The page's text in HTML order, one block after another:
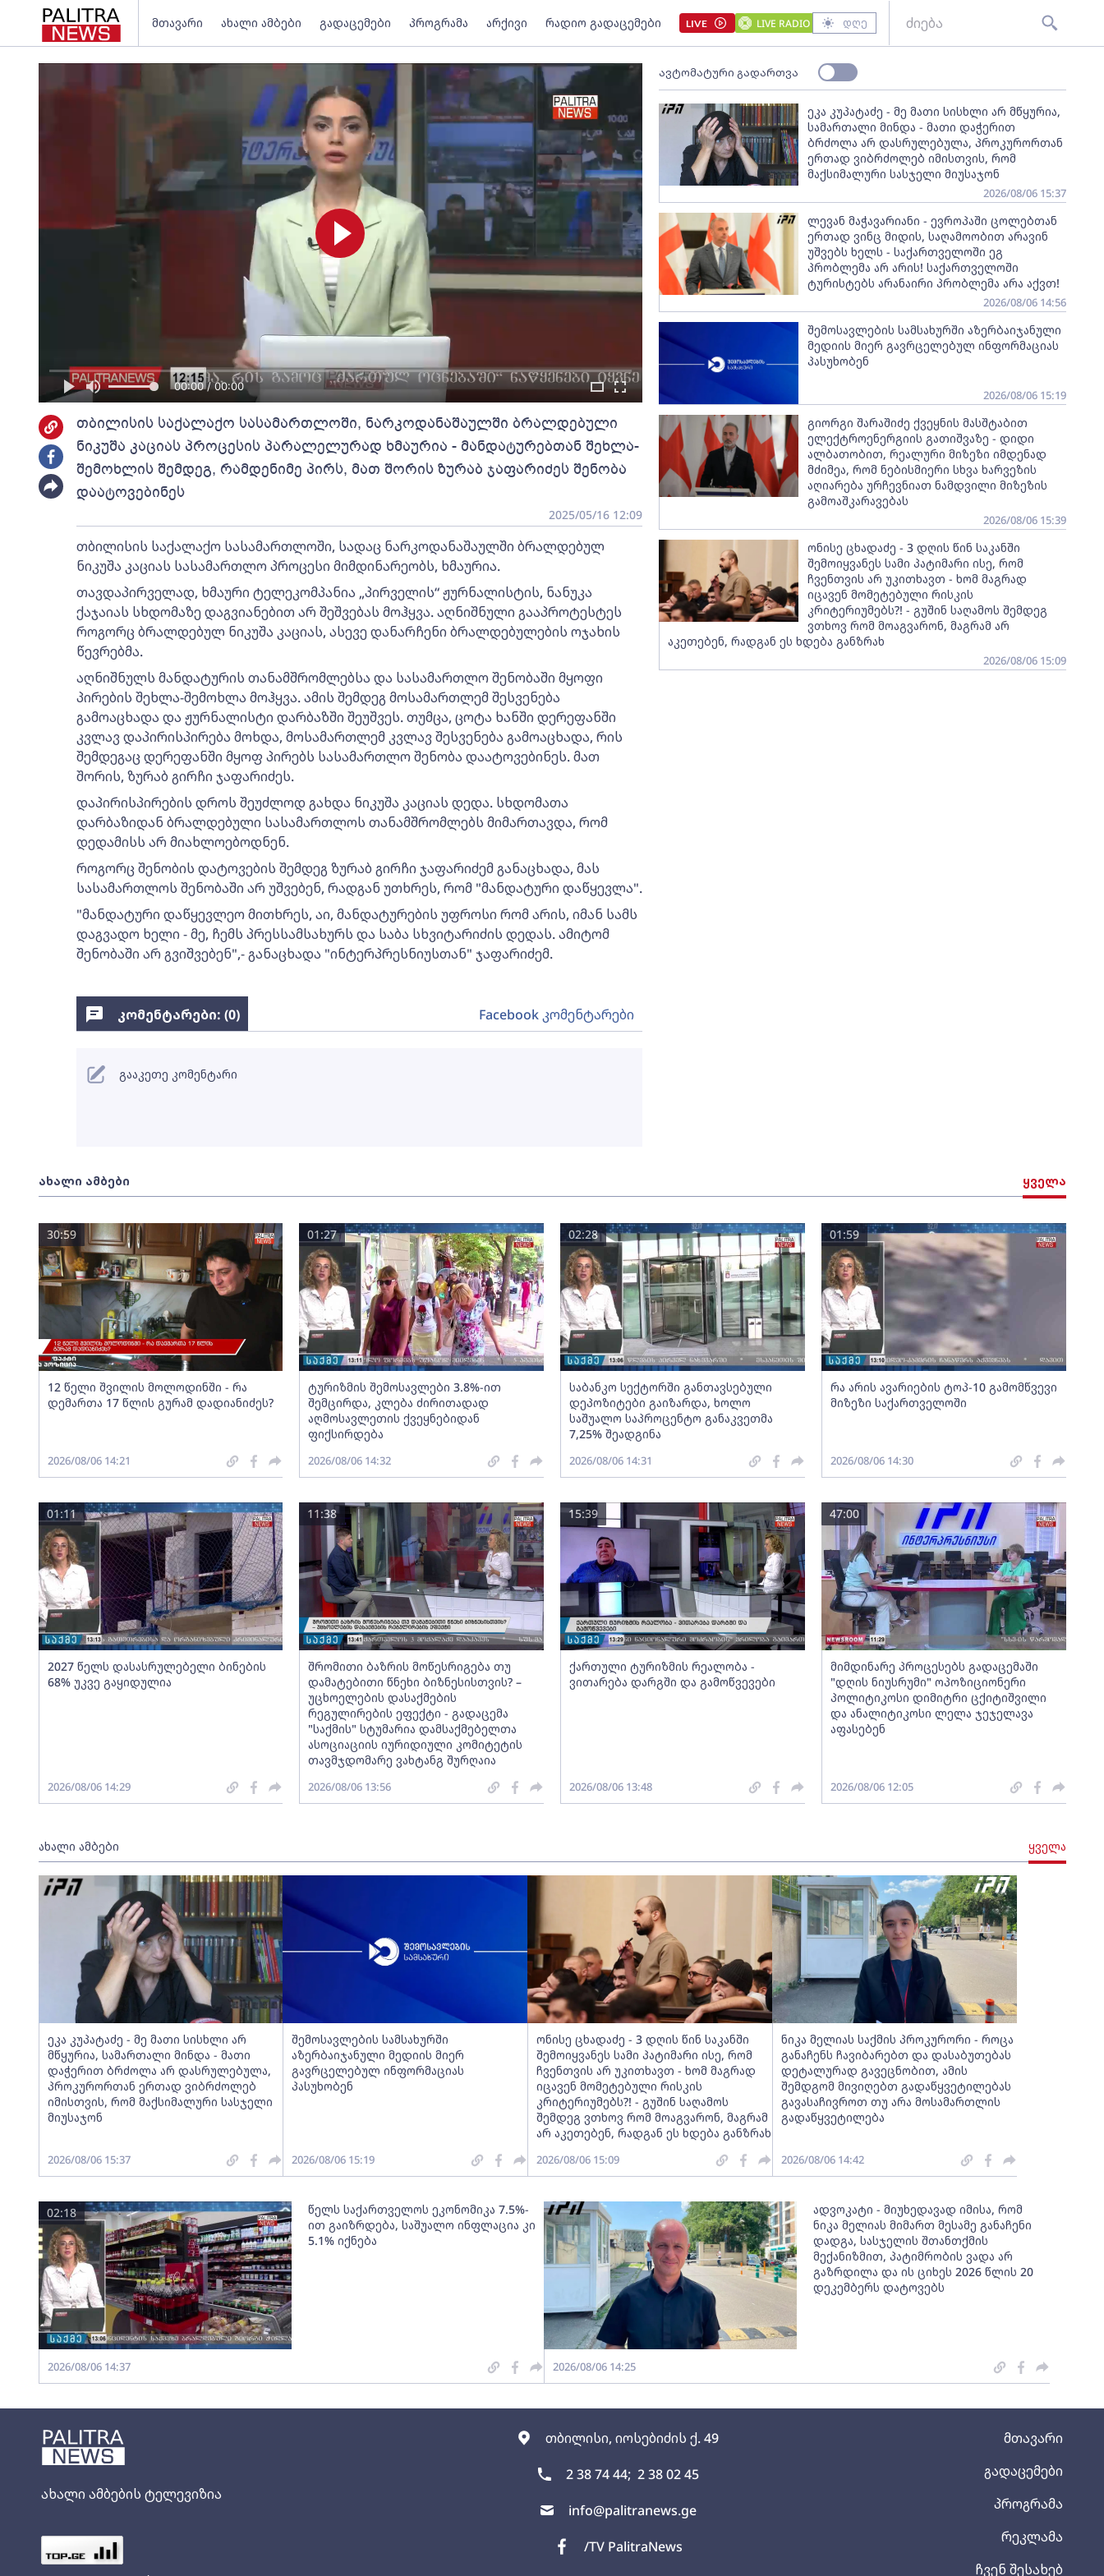
მთავარი ახალი ამბები გადაცემები პროგრამა არქივი რადიო გადაცემები LIVE LIVE RADIO დღე
ახალი ამბების ტელევიზია
თბილისი, იოსებიძის ქ. 49
2 38 74 44; 2 38 02 45
info@palitranews.ge
/TV PalitraNews
მთავარი
გადაცემები
პროგრამა
რეკლამა
ჩვენ შესახებ
00:00 / 00:00
თბილისის საქალაქო სასამართლოში, ნარკოდანაშაულში ბრალდებული
ნიკუშა კაციას პროცესის პარალელურად ხმაურია - მანდატურებთან შეხლა-
შემოხლის შემდეგ, რამდენიმე პირს, მათ შორის ზურაბ ჯაფარიძეს შენობა
დაატოვებინეს
2025/05/16 12:09
თბილისის საქალაქო სასამართლოში, სადაც ნარკოდანაშაულში ბრალდებულ
ნიკუშა კაციას სასამართლო პროცესი მიმდინარეობს, ხმაურია.
თავდაპირველად, ხმაური ტელეკომპანია „პირველის“ ჟურნალისტის, ნანუკა
ქაჯაიას სხდომაზე დაგვიანებით არ შეშვებას მოჰყვა. აღნიშნული გააპროტესტეს
როგორც ბრალდებულ ნიკუშა კაციას, ასევე დანარჩენი ბრალდებულების ოჯახის
წევრებმა.
აღნიშნულს მანდატურის თანამშრომლებსა და სასამართლო შენობაში მყოფი
პირების შეხლა-შემოხლა მოჰყვა. ამის შემდეგ მოსამართლემ შესვენება
გამოაცხადა და ჟურნალისტი დარბაზში შეუშვეს. თუმცა, ცოტა ხანში დერეფანში
კვლავ დაპირისპირება მოხდა, მოსამართლემ კვლავ შესვენება გამოაცხადა, რის
შემდეგაც დერეფანში მყოფ პირებს სასამართლო შენობა დაატოვებინეს. მათ
შორის, ზურაბ გირჩი ჯაფარიძეს.
დაპირისპირების დროს შეუძლოდ გახდა ნიკუშა კაციას დედა. სხდომათა
დარბაზიდან ბრალდებული სასამართლოს თანამშრომლებს მიმართავდა, რომ
დედამისს არ მიახლოებოდნენ.
როგორც შენობის დატოვების შემდეგ ზურაბ გირჩი ჯაფარიძემ განაცხადა, მას
სასამართლოს შენობაში არ უშვებენ, რადგან უთხრეს, რომ "მანდატური დაწყევლა".
"მანდატური დაწყევლეო მითხრეს, აი, მანდატურების უფროსი რომ არის, იმან სამს
დაგვადო ხელი - მე, ჩემს პრესსამსახურს და საბა სხვიტარიძის დედას. ამიტომ
შენობაში არ გვიშვებენ",- განაცხადა "ინტერპრესნიუსთან" ჯაფარიძემ.
ავტომატური გადართვა
ეკა კუპატაძე - მე მათი სისხლი არ მწყურია,
სამართალი მინდა - მათი დაჭერით
ბრძოლა არ დასრულებულა, პროკურორთან
ერთად ვიბრძოლებ იმისთვის, რომ
მაქსიმალური სასჯელი მიუსაჯონ
2026/08/06 15:37
ლევან მაჭავარიანი - ევროპაში ცოლებთან
ერთად ვინც მიდის, საღამოობით არავინ
უშვებს ხელს - საქართველოში ეგ
პრობლემა არ არის! საქართველოში
ტურისტებს არანაირი პრობლემა არა აქვთ!
2026/08/06 14:56
შემოსავლების სამსახურში აზერბაიჯანული
მედიის მიერ გავრცელებულ ინფორმაციას
პასუხობენ
2026/08/06 15:19
გიორგი შარაშიძე ქვეყნის მასშტაბით
ელექტროენერგიის გათიშვაზე - დიდი
ალბათობით, რეალური მიზეზი იმდენად
მძიმეა, რომ ნებისმიერი სხვა ხარვეზის
აღიარება ურჩევნიათ ნამდვილი მიზეზის
გამოაშკარავებას
2026/08/06 15:39
ონისე ცხადაძე - 3 დღის წინ საკანში
შემოიყვანეს სამი პატიმარი ისე, რომ
ჩვენთვის არ უკითხავთ - ხომ მაგრად
იცავენ მომეტებული რისკის
კრიტერიუმებს?! - გუშინ საღამოს შემდეგ
ვთხოვ რომ მოაგვარონ, მაგრამ არ
აკეთებენ, რადგან ეს ხდება განზრახ
2026/08/06 15:09
ახალი ამბები ყველა
12 წელი შვილის მოლოდინში - რა
დემართა 17 წლის გურამ დადიანიძეს?
30:59
2026/08/06 14:21
ტურიზმის შემოსავლები 3.8%-ით
შემცირდა, კლება ძირითადად
აღმოსავლეთის ქვეყნებიდან
ფიქსირდება
01:27
2026/08/06 14:32
საბანკო სექტორში განთავსებული
დეპოზიტები გაიზარდა, ხოლო
საშუალო საპროცენტო განაკვეთმა
7,25% შეადგინა
02:28
2026/08/06 14:31
რა არის ავარიების ტოპ-10 გამომწვევი
მიზეზი საქართველოში
01:59
2026/08/06 14:30
2027 წელს დასასრულებელი ბინების
68% უკვე გაყიდულია
01:11
2026/08/06 14:29
შრომითი ბაზრის მოწესრიგება თუ
დამატებითი წნეხი ბიზნესისთვის? –
უცხოელების დასაქმების
რეგულირების ეფექტი - გადაცემა
"საქმის" სტუმარია დამსაქმებელთა
ასოციაციის იურიდიული კომიტეტის
თავმჯდომარე ვახტანგ შურღაია
11:38
2026/08/06 13:56
ქართული ტურიზმის რეალობა -
ვითარება დარგში და გამოწვევები
15:39
2026/08/06 13:48
მიმდინარე პროცესებს გადაცემაში
"დღის ნიუსრუმი" ოპოზიციონერი
პოლიტიკოსი დიმიტრი ცქიტიშვილი
და ანალიტიკოსი ლელა ჯეჯელავა
აფასებენ
47:00
2026/08/06 12:05
ახალი ამბები ყველა
ეკა კუპატაძე - მე მათი სისხლი არ
მწყურია, სამართალი მინდა - მათი
დაჭერით ბრძოლა არ დასრულებულა,
პროკურორთან ერთად ვიბრძოლებ
იმისთვის, რომ მაქსიმალური სასჯელი
მიუსაჯონ
2026/08/06 15:37
შემოსავლების სამსახურში
აზერბაიჯანული მედიის მიერ
გავრცელებულ ინფორმაციას
პასუხობენ
2026/08/06 15:19
ონისე ცხადაძე - 3 დღის წინ საკანში
შემოიყვანეს სამი პატიმარი ისე, რომ
ჩვენთვის არ უკითხავთ - ხომ მაგრად
იცავენ მომეტებული რისკის
კრიტერიუმებს?! - გუშინ საღამოს
შემდეგ ვთხოვ რომ მოაგვარონ, მაგრამ
არ აკეთებენ, რადგან ეს ხდება განზრახ
2026/08/06 15:09
ნიკა მელიას საქმის პროკურორი - როცა
განაჩენს ჩავიბარებთ და დასაბუთებას
დეტალურად გავეცნობით, ამის
შემდგომ მივიღებთ გადაწყვეტილებას
გავასაჩივროთ თუ არა მოსამართლის
გადაწყვეტილება
2026/08/06 14:42
წელს საქართველოს ეკონომიკა 7.5%-
ით გაიზრდება, საშუალო ინფლაცია კი
5.1% იქნება
02:18
2026/08/06 14:37
ადვოკატი - მიუხედავად იმისა, რომ
ნიკა მელიას მიმართ მესამე განაჩენი
დადგა, სასჯელის შთანთქმის
მექანიზმით, პატიმრობის ვადა არ
გაზრდილა და ის ციხეს 2026 წლის 20
დეკემბერს დატოვებს
2026/08/06 14:25
კომენტარები: (0) Facebook კომენტარები
გააკეთე კომენტარი